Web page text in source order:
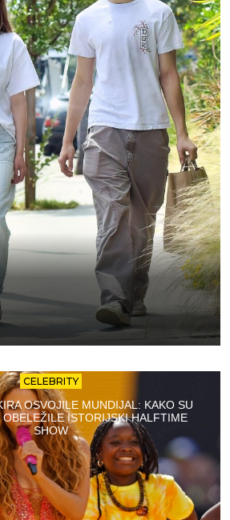
CELEBRITY
OSVOJILE MUNDIJAL: KAKO SU
OBELEŽILE ISTORIJSKI HALFTIME
SHOW